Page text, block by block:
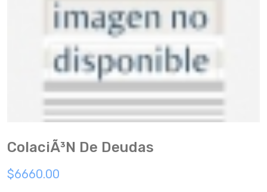
ColaciÃ³n De Deudas
$6660.00